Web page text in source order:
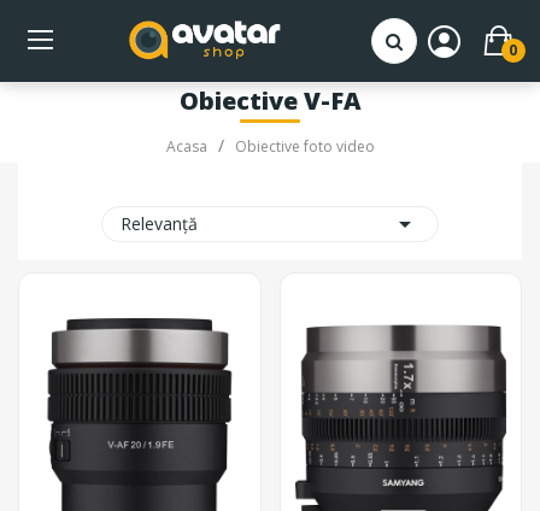
0
Obiective V-FA
Acasa Obiective foto video
Relevanță 